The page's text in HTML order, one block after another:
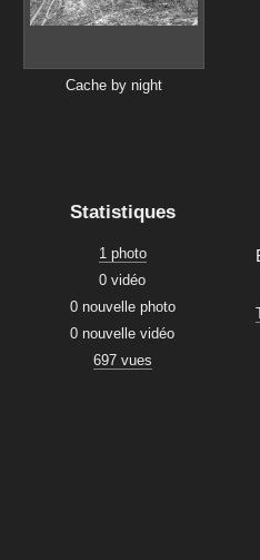
Cache by night
Statistiques
1 photo
0 vidéo
0 nouvelle photo
0 nouvelle vidéo
697 vues